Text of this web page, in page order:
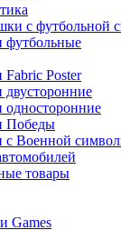
с футбольной
футбольные
Fabric Poster
двусторонние
односторонние
Победы
с Военной
товары
Games